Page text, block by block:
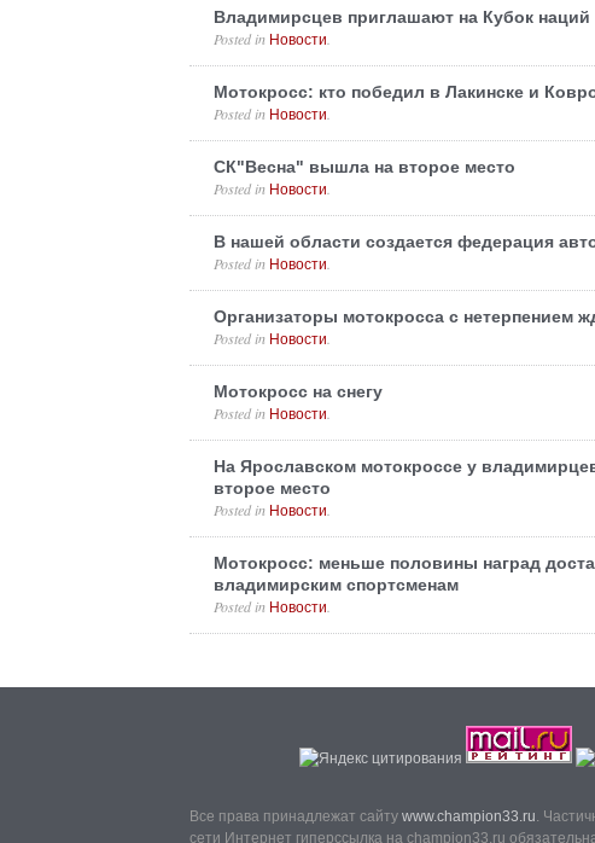
Владимирсцев приглашают на Кубок
Posted in Новости
Мотокросс: кто победил в Лакинске и
Posted in Новости
СК"Весна" вышла на второе место
Posted in Новости
В нашей области создается федерация
Posted in Новости
Организаторы мотокросса с нетерпением
Posted in Новости
Мотокросс на снегу
Posted in Новости
На Ярославском мотокроссе у
второе место
Posted in Новости
Мотокросс: меньше половины наград
владимирским спортсменам
Posted in Новости
Все права принадлежат сайту www.champion33.ru.
сети Интернет гиперссылка на champion33.ru